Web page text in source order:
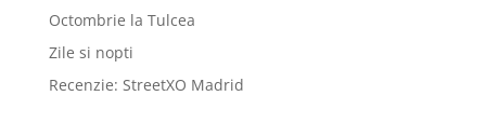
Octombrie la Tulcea
Zile si nopti
Recenzie: StreetXO Madrid